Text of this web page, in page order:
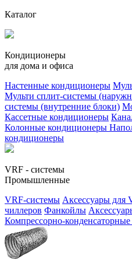
Каталог
Кондиционеры
для дома и офиса
Настенные кондиционеры
Мульти сплит-системы
системы (внутренние блоки)
Кассетные кондиционеры
Колонные кондиционеры
кондиционеры
VRF - системы
Промышленные
VRF-системы Аксессуары для
чиллеров Фанкойлы
Компрессорно-конденсаторные